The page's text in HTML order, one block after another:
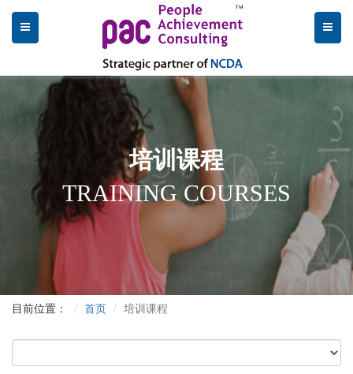
培训课程
TRAINING COURSES
目前位置： 首页 培训课程